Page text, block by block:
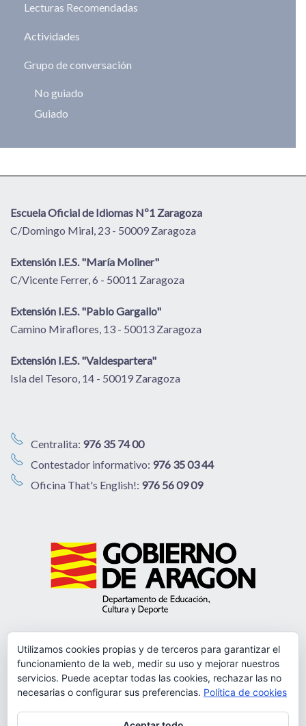
Lecturas Recomendadas
Actividades
Grupo de conversación
No guiado
Guiado
Escuela Oficial de Idiomas Nº1 Zaragoza
C/Domingo Miral, 23 - 50009 Zaragoza
Extensión I.E.S. "María Moliner"
C/Vicente Ferrer, 6 - 50011 Zaragoza
Extensión I.E.S. "Pablo Gargallo"
Camino Miraflores, 13 - 50013 Zaragoza
Extensión I.E.S. "Valdespartera"
Isla del Tesoro, 14 - 50019 Zaragoza
Centralita: 976 35 74 00
Contestador informativo: 976 35 03 44
Oficina That's English!: 976 56 09 09
Utilizamos cookies propias y de terceros para garantizar el
funcionamiento de la web, medir su uso y mejorar nuestros
servicios. Puede aceptar todas las cookies, rechazar las no
necesarias o configurar sus preferencias. Política de cookies